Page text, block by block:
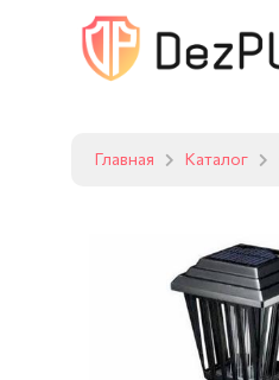
Главная Каталог